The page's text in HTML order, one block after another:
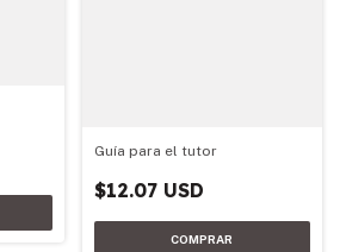
Guía para el tutor
$12.07 USD